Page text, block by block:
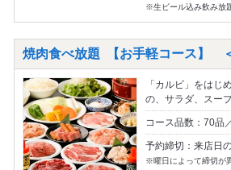
※生ビール込み飲み放
焼肉食べ放題 【お手軽コース】
「カルビ」をはじ
の、サラダ、スー
コース品数：70品
予約締切：来店日
※曜日によって締切が